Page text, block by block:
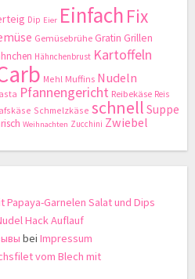
Dip Eier Einfach Fix
Gemüsebrühe Gratin Grillen
Hähnchenbrust Kartoffeln
Mehl Muffins Nudeln
Pfannengericht Reibekäse Reis
Schmelzkäse schnell Suppe
Weihnachten Zucchini Zwiebel
Papaya-Garnelen Salat und Dips
Hack Auflauf
bei Impressum
vom Blech mit